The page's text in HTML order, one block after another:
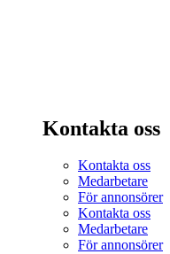
Kontakta oss
Kontakta oss
Medarbetare
För annonsörer
Kontakta oss
Medarbetare
För annonsörer